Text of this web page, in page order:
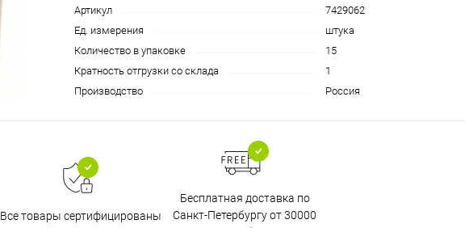
Артикул
7429062
Ед. измерения
штука
Количество в упаковке
15
Кратность отгрузки со склада
1
Производство
Россия
Все товары сертифицированы
Бесплатная доставка по
Санкт-Петербургу от 30000